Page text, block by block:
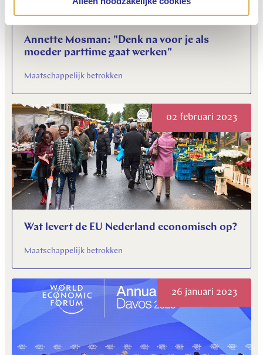
Annette Mosman: "Denk na voor je als
moeder parttime gaat werken"
Maatschappelijk betrokken
02 februari 2023
Wat levert de EU Nederland economisch op?
Maatschappelijk betrokken
26 januari 2023